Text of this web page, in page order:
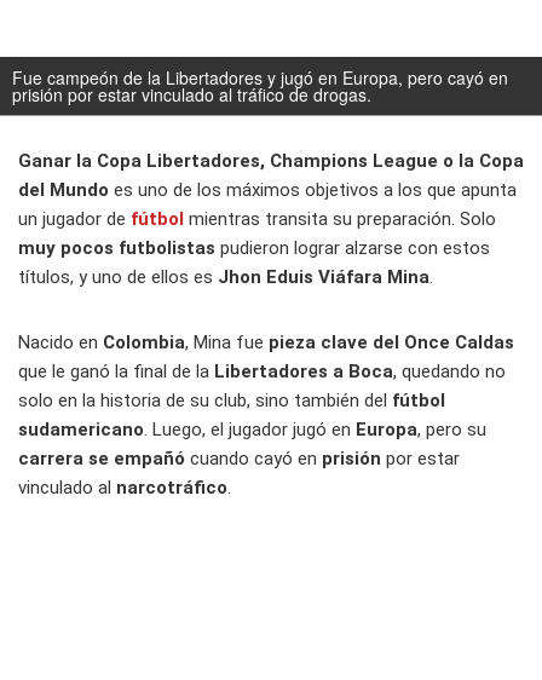
Fue campeón de la Libertadores y jugó en Europa, pero cayó en
prisión por estar vinculado al tráfico de drogas.
Ganar la Copa Libertadores, Champions League o la Copa
del Mundo es uno de los máximos objetivos a los que apunta
un jugador de fútbol mientras transita su preparación. Solo
muy pocos futbolistas pudieron lograr alzarse con estos
títulos, y uno de ellos es Jhon Eduis Viáfara Mina.
Nacido en Colombia, Mina fue pieza clave del Once Caldas
que le ganó la final de la Libertadores a Boca, quedando no
solo en la historia de su club, sino también del fútbol
sudamericano. Luego, el jugador jugó en Europa, pero su
carrera se empañó cuando cayó en prisión por estar
vinculado al narcotráfico.